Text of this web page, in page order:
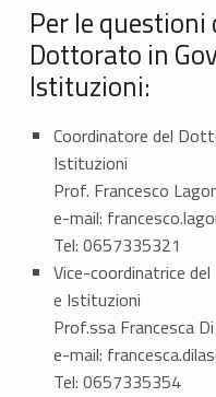
C
o
n
t
Per le
Dottorato in
Istituzioni:
Coordinatore del
Istituzioni
Prof. Francesco
e-mail:
Tel: 0657335321
Vice-coordinatrice
e Istituzioni
Prof.ssa Francesca
e-mail:
Tel: 0657335354